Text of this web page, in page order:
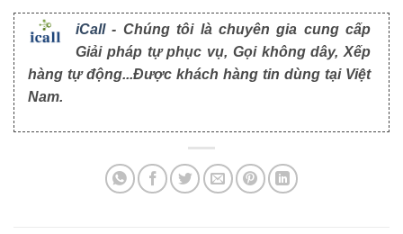
iCall- Chúng tôi là chuyên gia cung cấp
Giải pháp tự phục vụ, Gọi không dây, Xếp
hàng tự động...Được khách hàng tin dùng tại Việt
Nam.